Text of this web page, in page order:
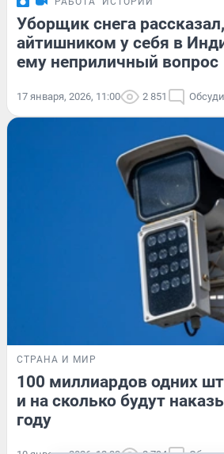
Уборщик снега
айтишником у себя в
ему неприличный вопрос
17 января, 2026, 11:00 2 851
СТРАНА И МИР
100 миллиардов одних
и на сколько будут
году